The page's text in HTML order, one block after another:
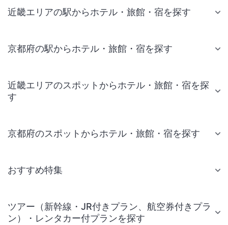
近畿エリアの駅からホテル・旅館・宿を探す
京都府の駅からホテル・旅館・宿を探す
近畿エリアのスポットからホテル・旅館・宿を探
す
京都府のスポットからホテル・旅館・宿を探す
おすすめ特集
ツアー（新幹線・JR付きプラン、航空券付きプラ
ン）・レンタカー付プランを探す